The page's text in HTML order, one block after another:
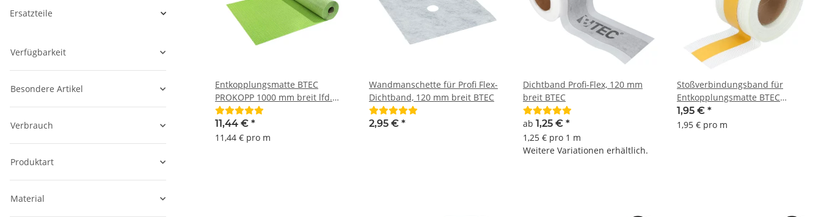
Entkopplungsmatte BTEC
PROKOPP 1000 mm breit lfd.
Meter Glasfaserverstärkt
11,44 € *
11,44 € pro m
Wandmanschette für Profi Flex-
Dichtband, 120 mm breit BTEC
2,95 € *
Dichtband Profi-Flex, 120 mm
breit BTEC
ab 1,25 € *
1,25 € pro 1 m
Weitere Variationen erhältlich.
Stoßverbindungsband für
Entkopplungsmatte BTEC
PROKOPP 1000 mm breit lfd.
Meter glasfaserverstärkt
1,95 € *
1,95 € pro m
Ersatzteile
Verfügbarkeit
Besondere Artikel
Verbrauch
Produktart
Material